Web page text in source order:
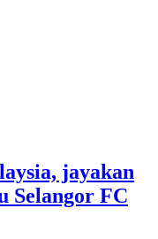
jayakan
Selangor FC